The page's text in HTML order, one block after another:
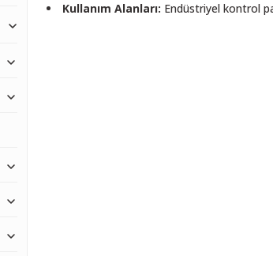
Kullanım Alanları: Endüstriyel kontrol